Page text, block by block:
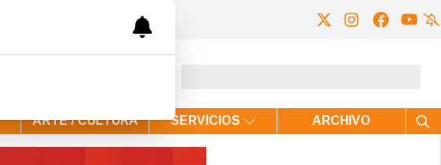
ARTE / CULTURA SERVICIOS ARCHIVO